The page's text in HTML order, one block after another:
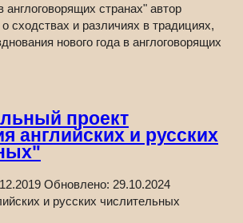
странах" автор
сходствах и различиях в традициях,
нового года в англоговорящих
проект
английских и русских
Обновлено: 29.10.2024